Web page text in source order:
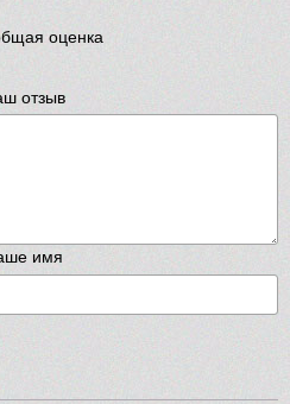
оценка
отзыв
имя